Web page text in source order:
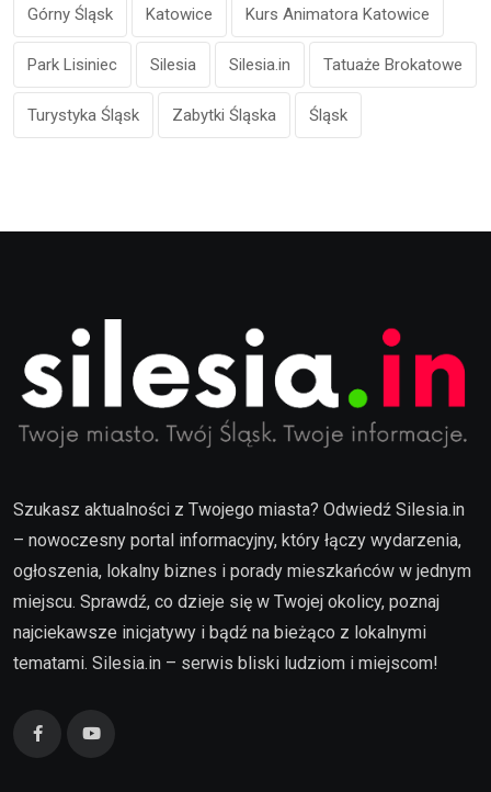
Górny Śląsk Katowice Kurs Animatora Katowice
Park Lisiniec Silesia Silesia.in Tatuaże Brokatowe
Turystyka Śląsk Zabytki Śląska Śląsk
Szukasz aktualności z Twojego miasta? Odwiedź Silesia.in
– nowoczesny portal informacyjny, który łączy wydarzenia,
ogłoszenia, lokalny biznes i porady mieszkańców w jednym
miejscu. Sprawdź, co dzieje się w Twojej okolicy, poznaj
najciekawsze inicjatywy i bądź na bieżąco z lokalnymi
tematami. Silesia.in – serwis bliski ludziom i miejscom!